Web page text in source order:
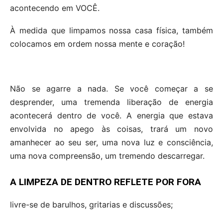
acontecendo em VOCÊ.
À medida que limpamos nossa casa física, também
colocamos em ordem nossa mente e coração!
Não se agarre a nada. Se você começar a se
desprender, uma tremenda liberação de energia
acontecerá dentro de você. A energia que estava
envolvida no apego às coisas, trará um novo
amanhecer ao seu ser, uma nova luz e consciência,
uma nova compreensão, um tremendo descarregar.
A LIMPEZA DE DENTRO REFLETE POR FORA
livre-se de barulhos, gritarias e discussões;